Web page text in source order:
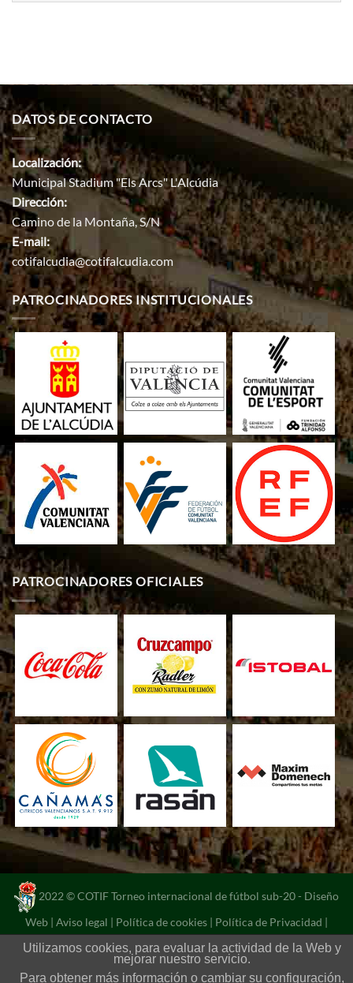
DATOS DE CONTACTO
Localización:
Municipal Stadium "Els Arcs" L'Alcúdia
Dirección:
Camino de la Montaña, S/N
E-mail:
cotifalcudia@cotifalcudia.com
PATROCINADORES INSTITUCIONALES
PATROCINADORES OFICIALES
2022 © COTIF Torneo internacional de fútbol sub-20 - Diseño
Web | Aviso legal | Política de cookies | Política de Privacidad |
Portal de transparencia
Utilizamos cookies, para evaluar la actividad de la Web y
mejorar nuestro servicio.
Para obtener más información o cambiar su configuración,